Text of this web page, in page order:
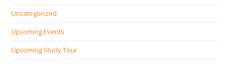
Uncategorized
Upcoming Events
Upcoming Study Tour